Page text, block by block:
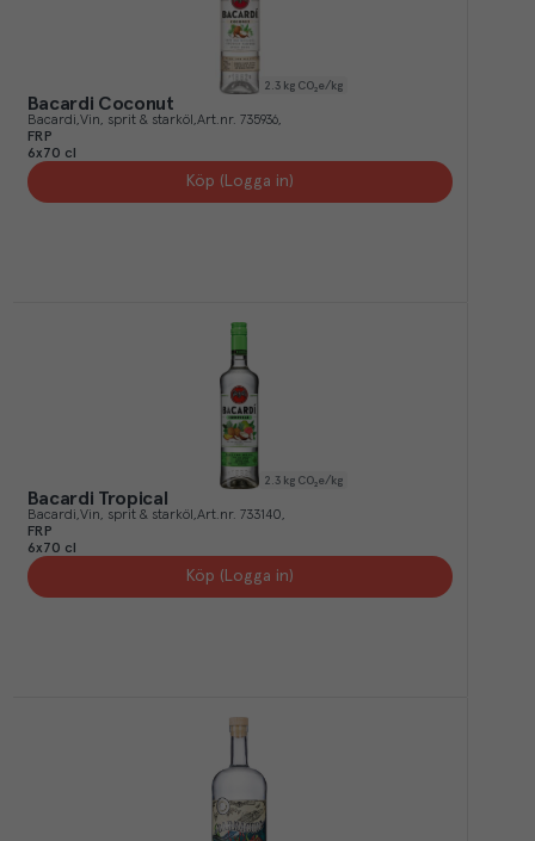
2.3 kg CO₂e/kg
Bacardi Coconut
Bacardi Vin, sprit & starköl Art.nr. 735936
FRP
6x70 cl
Köp (Logga in)
2.3 kg CO₂e/kg
Bacardi Tropical
Bacardi Vin, sprit & starköl Art.nr. 733140
FRP
6x70 cl
Köp (Logga in)